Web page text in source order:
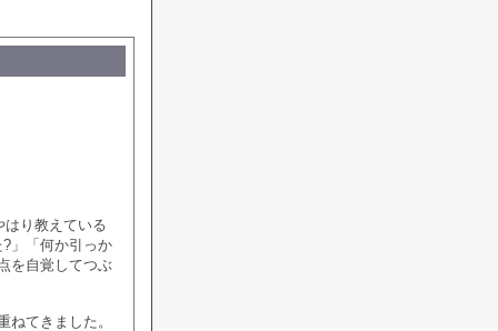
はり教えている
」「何か引っか
を自覚してつぶ
ねてきました。